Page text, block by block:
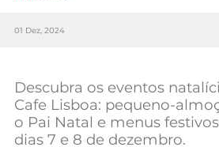
Tecnologia
Negócios
01 Dez, 2024
Descubra os eventos
Cafe Lisboa: pequeno-
o Pai Natal e menus
dias 7 e 8 de dezembro.